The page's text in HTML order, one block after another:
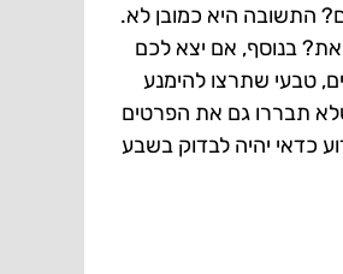
התשובה היא כמובן לא.
בנוסף, אם יצא לכם
סבלים לשעה שמונה בבוקר והם הגיעו רק ב12 בצהריים, טבעי שתרצו להימנע
תבררו גם את הפרטים
כדאי יהיה לבדוק בשבע